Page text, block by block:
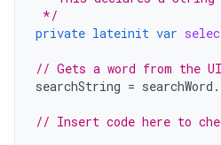
*/
private lateinit var
// Gets a word from the UI
searchString = searchWord .
// Insert code here to